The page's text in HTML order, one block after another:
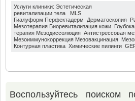
Услуги клиники: Эстетическая
ревитализации тела MLS
Гиалуформ Перфектадерм Дерматоскопия
Мезотерапия Биоревитализация кожи
терапия Мезодиссолюция Антистрессовая
Мезоиммунокоррекция Мезовакцинация
Контурная пластика Химические пилинги
Воспользуйтесь поиском